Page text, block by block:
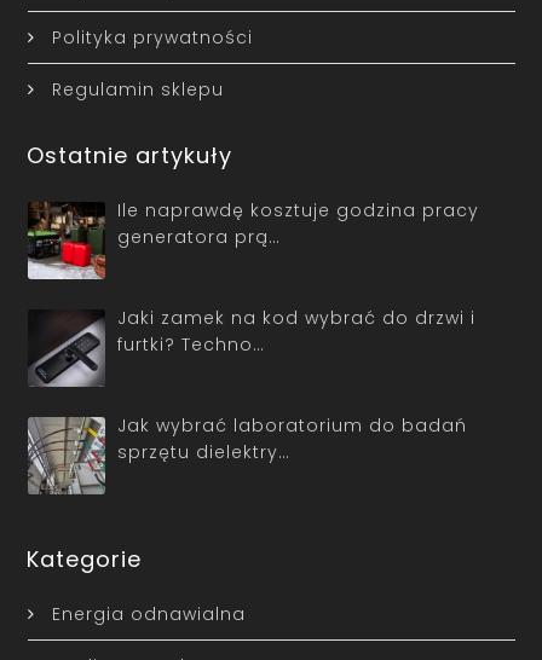
Polityka prywatności
Regulamin sklepu
Ostatnie artykuły
Ile naprawdę kosztuje godzina pracy
generatora prą…
Jaki zamek na kod wybrać do drzwi i
furtki? Techno…
Jak wybrać laboratorium do badań
sprzętu dielektry…
Kategorie
Energia odnawialna